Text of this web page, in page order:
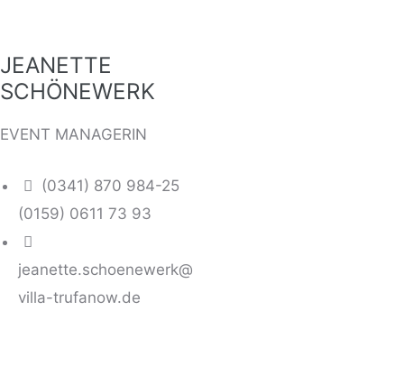
JEANETTE
SCHÖNEWERK
EVENT MANAGERIN
(0341) 870 984-25
(0159) 0611 73 93
jeanette.schoenewerk@
villa-trufanow.de